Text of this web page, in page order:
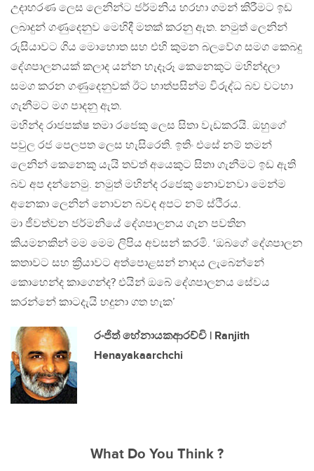
උදාහරණ ලෙස ලෙනින්ට ජර්මනිය හරහා ගමන් කිරීමට ඉඩ
ලබාදුන් ගණුදෙනුව මෙහිදී මතක් කරනු ඇත. නමුත් ලෙනින්
රුසියාවට ගිය මොහොත සහ එහි කුමන බලවේග සමග කෙබදු
දේශපාලනයක් කලාද යන්න හැදෑරූ කෙනෙකුට මහින්දලා
සමග කරන ගණුදෙනුවක් ඊට හාත්පසින්ම විරුද්ධ බව වටහා
ගැනීමට මග පාදනු ඇත.
මහින්ද රාජපක්ෂ තමා රජෙකු ලෙස සිතා වැඩකරයි. ඔහුගේ
පවුල රජ පෙලපත ලෙස හැසිරෙති. ඉතිං එසේ නම් තමන්
ලෙනින් කෙනෙකු යැයි තවත් අයෙකුට සිතා ගැනීමට ඉඩ ඇති
බව අප දන්නෙමු. නමුත් මහින්ද රජෙකු නොවනවා මෙන්ම
අනෙකා ලෙනින් නොවන බවද අපට නම් ස්ථිරය.
මා ජීවත්වන ජර්මනියේ දේශපාලනය ගැන පවතින
කියමනකින් මම මෙම ලිපිය අවසන් කරමි. ‘ඔබගේ දේශපාලන
කතාවට සහ ක්‍රියාවට අත්පොළසන් නාදය ලැබෙන්නේ
කොහෙන්ද කාගෙන්ද? එයින් ඔබේ දේශපාලනය සේවය
කරන්නේ කාටදැයි හදුනා ගත හැක’
රංජිත් හේනායකආරච්චි | Ranjith
Henayakaarchchi
What Do You Think ?